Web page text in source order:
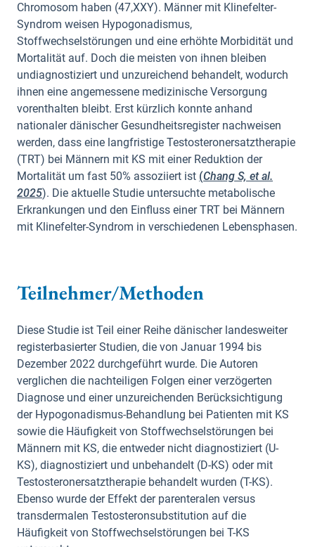
Chromosom haben (47,XXY). Männer mit Klinefelter-
Syndrom weisen Hypogonadismus,
Stoffwechselstörungen und eine erhöhte Morbidität und
Mortalität auf. Doch die meisten von ihnen bleiben
undiagnostiziert und unzureichend behandelt, wodurch
ihnen eine angemessene medizinische Versorgung
vorenthalten bleibt. Erst kürzlich konnte anhand
nationaler dänischer Gesundheitsregister nachweisen
werden, dass eine langfristige Testosteronersatztherapie
(TRT) bei Männern mit KS mit einer Reduktion der
Mortalität um fast 50% assoziiert ist (Chang S, et al.
2025). Die aktuelle Studie untersuchte metabolische
Erkrankungen und den Einfluss einer TRT bei Männern
mit Klinefelter-Syndrom in verschiedenen Lebensphasen.
Teilnehmer/Methoden
Diese Studie ist Teil einer Reihe dänischer landesweiter
registerbasierter Studien, die von Januar 1994 bis
Dezember 2022 durchgeführt wurde. Die Autoren
verglichen die nachteiligen Folgen einer verzögerten
Diagnose und einer unzureichenden Berücksichtigung
der Hypogonadismus-Behandlung bei Patienten mit KS
sowie die Häufigkeit von Stoffwechselstörungen bei
Männern mit KS, die entweder nicht diagnostiziert (U-
KS), diagnostiziert und unbehandelt (D-KS) oder mit
Testosteronersatztherapie behandelt wurden (T-KS).
Ebenso wurde der Effekt der parenteralen versus
transdermalen Testosteronsubstitution auf die
Häufigkeit von Stoffwechselstörungen bei T-KS